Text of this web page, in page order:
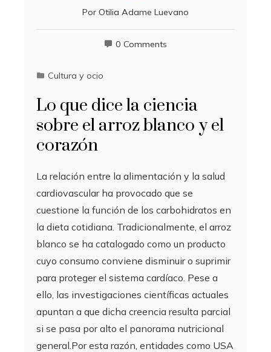
Por Otilia Adame Luevano
0 Comments
Cultura y ocio
Lo que dice la ciencia
sobre el arroz blanco y el
corazón
La relación entre la alimentación y la salud
cardiovascular ha provocado que se
cuestione la función de los carbohidratos en
la dieta cotidiana. Tradicionalmente, el arroz
blanco se ha catalogado como un producto
cuyo consumo conviene disminuir o suprimir
para proteger el sistema cardíaco. Pese a
ello, las investigaciones científicas actuales
apuntan a que dicha creencia resulta parcial
si se pasa por alto el panorama nutricional
general.Por esta razón, entidades como USA